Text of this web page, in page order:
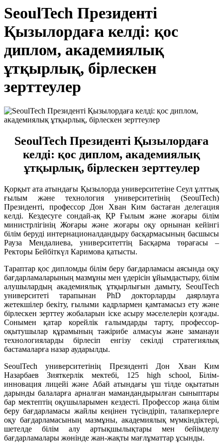
SeoulTech Президенті
Қызылордаға келді: қос
диплом, академиялық
ұтқырлық, бірлескен
зерттеулер
SeoulTech Президенті Қызылордаға
келді: қос диплом, академиялық
ұтқырлық, бірлескен зерттеулер
Қорқыт ата атындағы Қызылорда университетіне Сеул ұлттық
ғылым және технология университетінің (SeoulTech)
Президенті, профессор Дон Хван Ким бастаған делегация
келді. Кездесуге сондай-ақ ҚР Ғылым және жоғары білім
министрлігінің Жоғары және жоғары оқу орнынан кейінгі
білім беруді интернационалдандыру басқармасының басшысы
Рауза Мендалиева, университеттің Басқарма төрағасы –
Ректоры Бейбіткүл Каримова қатысты.
Тараптар қос дипломды білім беру бағдарламасы аясында оқу
бағдарламаларының мазмұны мен үдерісін ұйымдастыру, білім
алушылардың академиялық ұтқырлығын дамыту, SeoulTech
университеті тарапынан PhD докторларды даярлауға
жетекшілер бекіту, ғылыми кадрлармен қамтамасыз ету және
бірлескен зерттеу жобаларын іске асыру мәселелерін қозғады.
Сонымен қатар корейлік ғалымдарды тарту, профессор-
оқытушылар құрамының тәжірибе алмасуы және заманауи
технологияларды бірлесіп енгізу секілді стратегиялық
бастамаларға назар аударылды.
SeoulTech университетінің Президенті Дон Хван Ким
Назарбаев Зияткерлік мектебі, 125 high school, Білім-
инновация лицейі және Абай атындағы үш тілде оқытатын
дарынды балаларға арналған мамандандырылған сыныптары
бар мектептің оқушыларымен кездесті. Профессор жаңа білім
беру бағдарламасы жайлы кеңінен түсіндіріп, талапкерлерге
оқу бағдарламасының мазмұны, академиялық мүмкіндіктері,
шетелде білім алу артықшылықтары мен бейімделу
бағдарламалары жөнінде жан-жақты мағлұматтар ұсынды.